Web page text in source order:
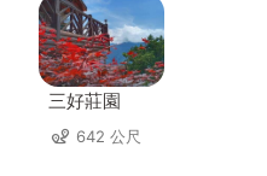
三好莊園
642 公尺